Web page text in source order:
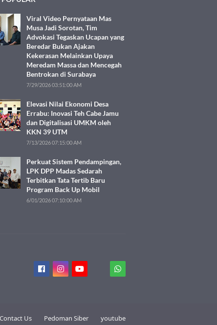
Viral Video Pernyataan Mas
Musa Jadi Sorotan, Tim
Advokasi Tegaskan Ucapan yang
Beredar Bukan Ajakan
Kekerasan Melainkan Upaya
Meredam Massa dan Mencegah
Bentrokan di Surabaya
7/29/2026 03:51:00 AM
Elevasi Nilai Ekonomi Desa
Errabu: Inovasi Teh Cabe Jamu
dan Digitalisasi UMKM oleh
KKN 39 UTM
7/13/2026 07:15:00 AM
Perkuat Sistem Pendampingan,
LPK DPP Madas Sedarah
Terbitkan Tata Tertib Baru
Program Back Up Mobil
6/01/2026 07:10:00 AM
Contact Us Pedoman Siber youtube